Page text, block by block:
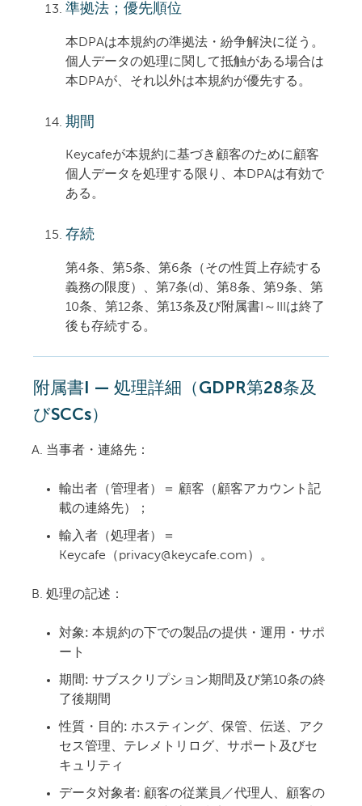
準拠法；優先順位
本DPAは本規約の準拠法・紛争解決に従う。
個人データの処理に関して抵触がある場合は
本DPAが、それ以外は本規約が優先する。
期間
Keycafeが本規約に基づき顧客のために顧客
個人データを処理する限り、本DPAは有効で
ある。
存続
第4条、第5条、第6条（その性質上存続する
義務の限度）、第7条(d)、第8条、第9条、第
10条、第12条、第13条及び附属書I～IIIは終了
後も存続する。
附属書I — 処理詳細（GDPR第28条及
びSCCs）
当事者・連絡先：
輸出者（管理者）＝ 顧客（顧客アカウント記
載の連絡先）；
輸入者（処理者）＝
Keycafe（privacy@keycafe.com）。
処理の記述：
対象: 本規約の下での製品の提供・運用・サポ
ート
期間: サブスクリプション期間及び第10条の終
了後期間
性質・目的: ホスティング、保管、伝送、アク
セス管理、テレメトリログ、サポート及びセ
キュリティ
データ対象者: 顧客の従業員／代理人、顧客の